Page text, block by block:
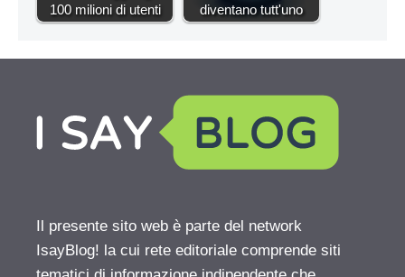
100 milioni di utenti
diventano tutt'uno
Il presente sito web è parte del network
IsayBlog! la cui rete editoriale comprende siti